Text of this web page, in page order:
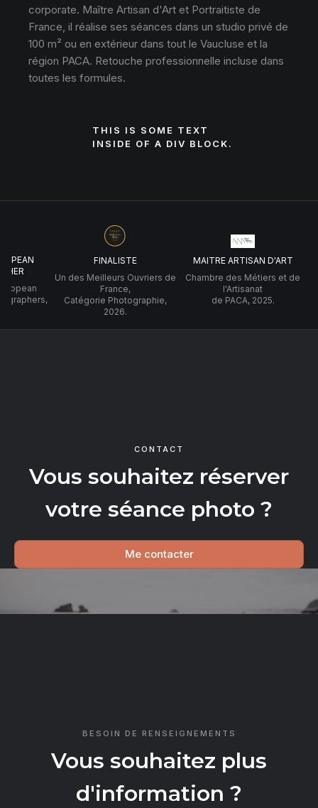
corporate. Maître Artisan d'Art et Portraitiste de
France, il réalise ses séances dans un studio privé de
100 m² ou en extérieur dans tout le Vaucluse et la
région PACA. Retouche professionnelle incluse dans
toutes les formules.
THIS IS SOME TEXT
INSIDE OF A DIV BLOCK.
MAITRE ARTISAN D'ART
Chambre des Métiers et de
l'Artisanat
de PACA, 2025.
FINALISTE
Un des Meilleurs Ouvriers de
France,
Catégorie Photographie,
2026.
CONTACT
Vous souhaitez réserver
votre séance photo ?
Me contacter
BESOIN DE RENSEIGNEMENTS
Vous souhaitez plus
d'information ?